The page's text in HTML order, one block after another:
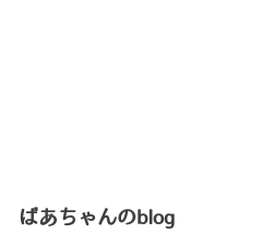
ばあちゃんのblog